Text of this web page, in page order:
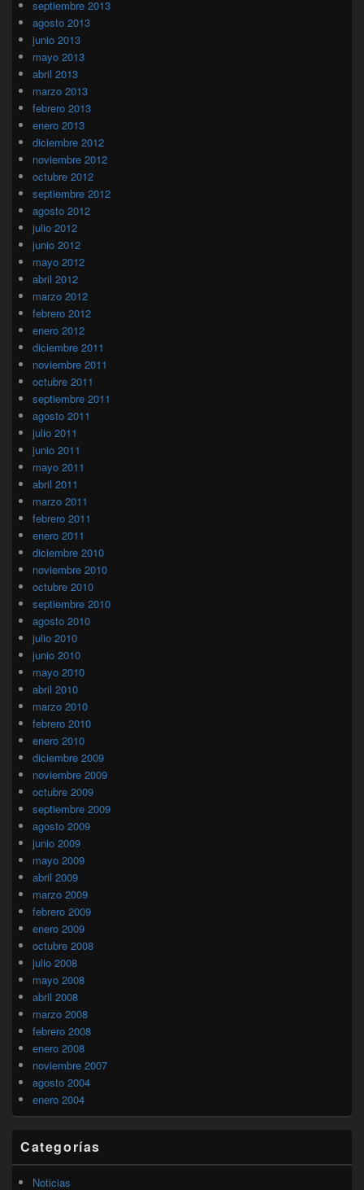
septiembre 2013
agosto 2013
junio 2013
mayo 2013
abril 2013
marzo 2013
febrero 2013
enero 2013
diciembre 2012
noviembre 2012
octubre 2012
septiembre 2012
agosto 2012
julio 2012
junio 2012
mayo 2012
abril 2012
marzo 2012
febrero 2012
enero 2012
diciembre 2011
noviembre 2011
octubre 2011
septiembre 2011
agosto 2011
julio 2011
junio 2011
mayo 2011
abril 2011
marzo 2011
febrero 2011
enero 2011
diciembre 2010
noviembre 2010
octubre 2010
septiembre 2010
agosto 2010
julio 2010
junio 2010
mayo 2010
abril 2010
marzo 2010
febrero 2010
enero 2010
diciembre 2009
noviembre 2009
octubre 2009
septiembre 2009
agosto 2009
junio 2009
mayo 2009
abril 2009
marzo 2009
febrero 2009
enero 2009
octubre 2008
julio 2008
mayo 2008
abril 2008
marzo 2008
febrero 2008
enero 2008
noviembre 2007
agosto 2004
enero 2004
Categorías
Noticias